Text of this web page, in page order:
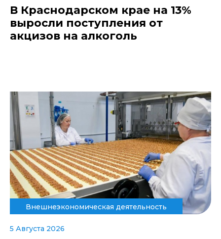
В Краснодарском крае на 13%
выросли поступления от
акцизов на алкоголь
Внешнеэкономическая деятельность
5 Августа 2026